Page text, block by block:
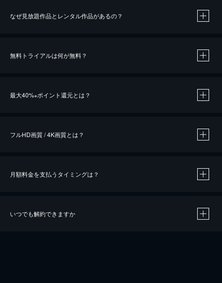
なぜ見放題作品とレンタル作品があるの？
無料トライアルは何が無料？
最大40%※ポイント還元とは？
※40％ポイント還元の対象は、クレジットカード決済による作品の購入 / レンタルです。
iOSアプリのUコイン決済による作品の購入 / レンタルは、20％のポイント還元です。
フルHD画質 / 4K画質とは？
月額料金を支払うタイミングは？
いつでも解約できますか